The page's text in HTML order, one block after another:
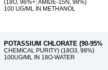
(18O, 96%+; AMIDE-15N, 98%)
100 UG/ML IN METHANOL
POTASSIUM CHLORATE (90-95%
CHEMICAL PURITY) (18O3, 98%)
100UG/ML IN 18O-WATER